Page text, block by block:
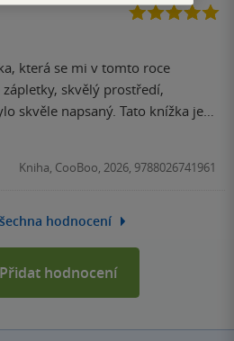
která se mi v tomto roce
skvělý prostředí,
napsaný. Tato knížka je
6 lidí. A to mi hodně pomáhalo
Knížku určitě doporučuji
protože jsem ji přečetla hned. 5⭐️
Kniha, CooBoo, 2026, 9788026741961
hodnocení
Přidat hodnocení